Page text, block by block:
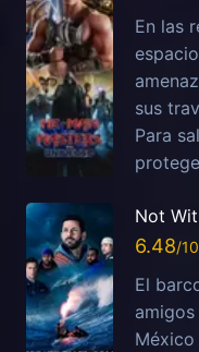
En las
sus
Para
Not
6.48
El